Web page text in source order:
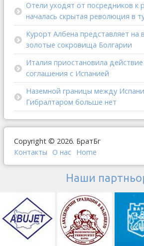
Отели уходят от посредников к
началась скрытая революция в
Курорт Албена представляет на
золотые сокровища Болгарии
Италия приостановила
соглашения с Испанией
Наземной границы между
Гибралтаром больше нет
Copyright © 2026. БратБг
Контакты
О наc Home
Наши